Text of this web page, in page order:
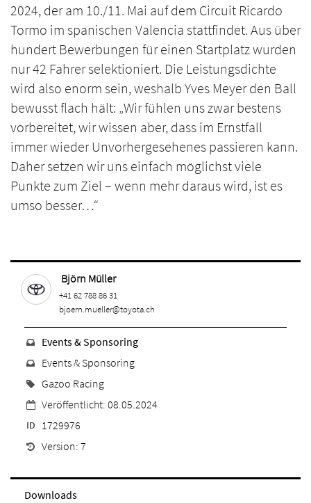
2024, der am 10./11. Mai auf dem Circuit Ricardo
Tormo im spanischen Valencia stattfindet. Aus über
hundert Bewerbungen für einen Startplatz wurden
nur 42 Fahrer selektioniert. Die Leistungsdichte
wird also enorm sein, weshalb Yves Meyer den Ball
bewusst flach hält: „Wir fühlen uns zwar bestens
vorbereitet, wir wissen aber, dass im Ernstfall
immer wieder Unvorhergesehenes passieren kann.
Daher setzen wir uns einfach möglichst viele
Punkte zum Ziel – wenn mehr daraus wird, ist es
umso besser…“
Björn Müller
+41 62 788 86 31
bjoern.mueller@toyota.ch
Events & Sponsoring
Events & Sponsoring
Gazoo Racing
Veröffentlicht: 08.05.2024
ID
1729976
Version: 7
Downloads